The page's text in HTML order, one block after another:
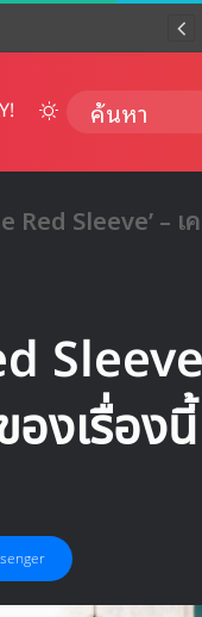
Switch skin
Red Sleeve’ –
งเรื่องนี้